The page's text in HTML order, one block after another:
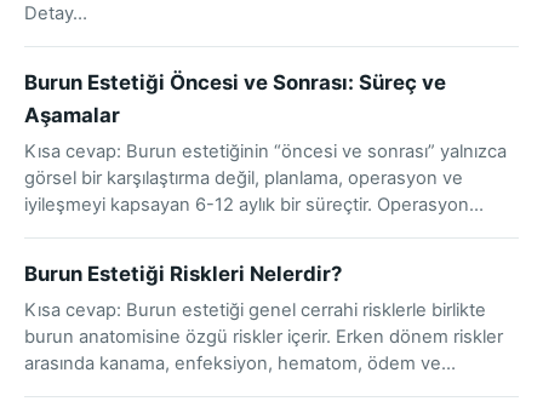
Detay…
Burun Estetiği Öncesi ve Sonrası: Süreç ve
Aşamalar
Kısa cevap: Burun estetiğinin “öncesi ve sonrası” yalnızca
görsel bir karşılaştırma değil, planlama, operasyon ve
iyileşmeyi kapsayan 6-12 aylık bir süreçtir. Operasyon…
Burun Estetiği Riskleri Nelerdir?
Kısa cevap: Burun estetiği genel cerrahi risklerle birlikte
burun anatomisine özgü riskler içerir. Erken dönem riskler
arasında kanama, enfeksiyon, hematom, ödem ve…